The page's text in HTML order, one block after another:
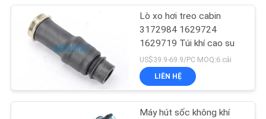
Land Rover Air
Spring
Lò xo hơi treo cabin
3172984 1629724
1629719 Túi khí cao su
US$39.9-69.9/PC MOQ:6 cái
LIÊN HỆ
Máy hút sốc không khí